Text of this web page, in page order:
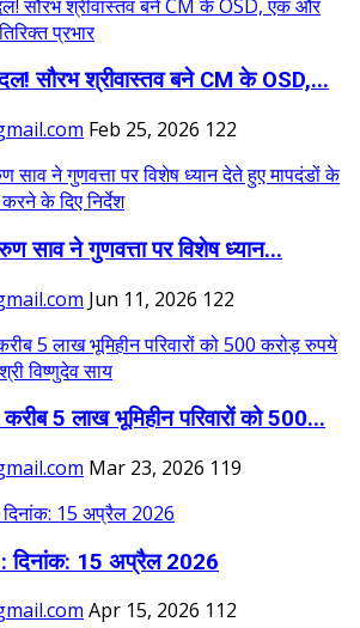
सौरभ श्रीवास्तव बने CM के OSD,...
Feb 25, 2026 122
साव ने गुणवत्ता पर विशेष ध्यान...
Jun 11, 2026 122
5 लाख भूमिहीन परिवारों को 500...
Mar 23, 2026 119
: दिनांक: 15 अप्रैल 2026
Apr 15, 2026 112